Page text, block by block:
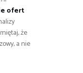
ofert
że
a nie